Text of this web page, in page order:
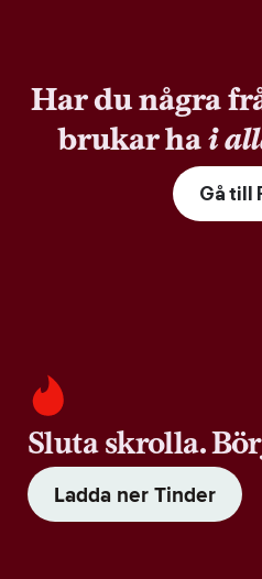
Har du några
brukar hai
Gå till
Sluta skrolla.
Ladda ner Tinder